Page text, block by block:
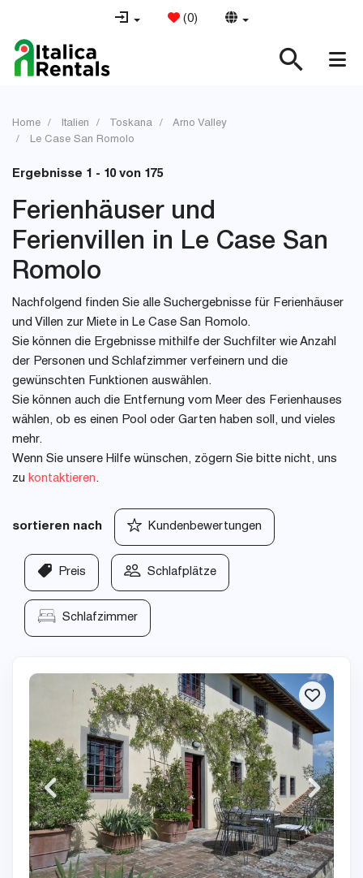
(0)
Home Italien Toskana
Arno Valley
Le Case San Romolo
Ergebnisse 1 - 10 von 175
Ferienhäuser und
Ferienvillen in Le Case San
Romolo
Nachfolgend finden Sie alle Suchergebnisse für Ferienhäuser
und Villen zur Miete in Le Case San Romolo.
Sie können die Ergebnisse mithilfe der Suchfilter wie Anzahl
der Personen und Schlafzimmer verfeinern und die
gewünschten Funktionen auswählen.
Sie können auch die Entfernung vom Meer des Ferienhauses
wählen, ob es einen Pool oder Garten haben soll, und vieles
mehr.
Wenn Sie unsere Hilfe wünschen, zögern Sie bitte nicht, uns
zu kontaktieren.
sortieren nach Kundenbewertungen
Preis Schlafplätze
Schlafzimmer